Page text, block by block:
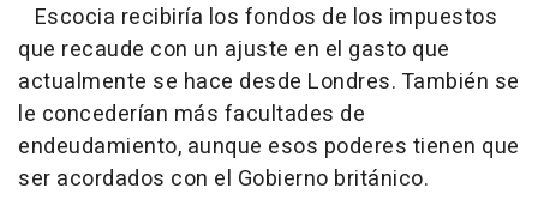
Escocia recibiría los fondos de los impuestos
que recaude con un ajuste en el gasto que
actualmente se hace desde Londres. También se
le concederían más facultades de
endeudamiento, aunque esos poderes tienen que
ser acordados con el Gobierno británico.